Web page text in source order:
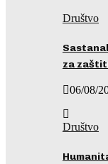
Društvo
za
06/08/
Društvo